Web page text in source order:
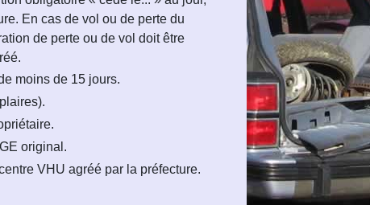
En cas de vol ou de perte du
de perte ou de vol doit être
moins de 15 jours.
original.
VHU agréé par la préfecture.